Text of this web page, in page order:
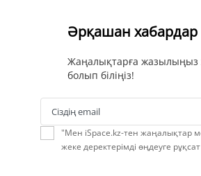
Әрқашан
Жаңалықтарға жазылыңыз
болып біліңіз!
Email
Сіздің email
"Мен iSpace.kz-тен жаңалықтар
жеке деректерімді өңдеуге